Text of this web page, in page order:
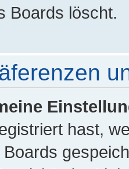
Boards löscht.
hast,